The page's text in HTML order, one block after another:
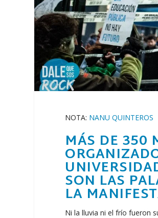
NOTA: NANU QUINTEROS
MÁS DE 350
SON LAS
LA
Ni la lluvia ni el frío fueron